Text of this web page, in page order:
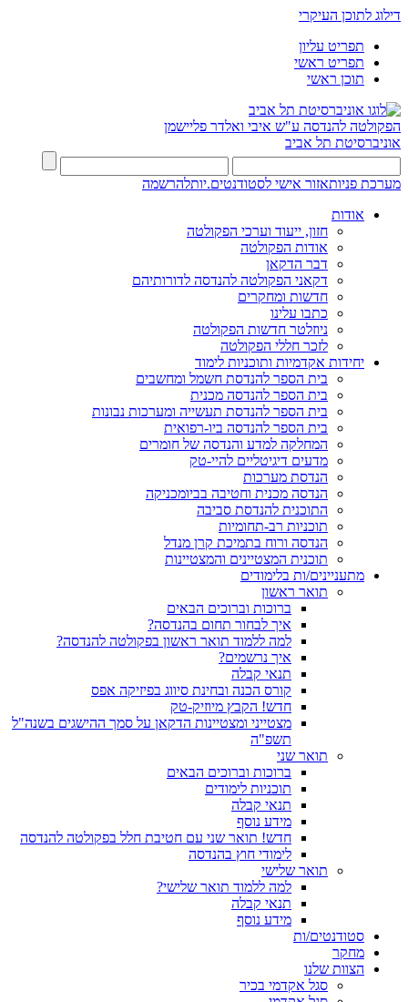
דילוג לתוכן העיקרי
תפריט עליון
תפריט ראשי
תוכן ראשי
הפקולטה להנדסה ע"ש איבי ואלדר פליישמן
אוניברסיטת תל אביב
מערכת פניותאזור אישי לסטודנטים.יותלהרשמה
אודות
חזון, ייעוד וערכי הפקולטה
אודות הפקולטה
דבר הדקאן
דקאני הפקולטה להנדסה לדורותיהם
חדשות ומחקרים
כתבו עלינו
ניוזלטר חדשות הפקולטה
לזכר חללי הפקולטה
יחידות אקדמיות ותוכניות לימוד
בית הספר להנדסת חשמל ומחשבים
בית הספר להנדסה מכנית
בית הספר להנדסת תעשייה ומערכות נבונות
בית הספר להנדסה ביו-רפואית
המחלקה למדע והנדסה של חומרים
מדעים דיגיטליים להיי-טק
הנדסת מערכות
הנדסה מכנית וחטיבה בביומכניקה
התוכנית להנדסת סביבה
תוכניות רב-תחומיות
הנדסה ורוח בתמיכת קרן מנדל
תוכנית המצטיינים והמצטיינות
מתעניינים/ות בלימודים
תואר ראשון
ברוכות וברוכים הבאים
איך לבחור תחום בהנדסה?
למה ללמוד תואר ראשון בפקולטה להנדסה?
איך נרשמים?
תנאי קבלה
קורס הכנה ובחינת סיווג בפיזיקה אפס
חדש! הקבץ מיוזיק-טק
מצטייני ומצטיינות הדקאן על סמך ההישגים בשנה"ל
תשפ"ה
תואר שני
ברוכות וברוכים הבאים
תוכניות לימודים
תנאי קבלה
מידע נוסף
חדש! תואר שני עם חטיבת חלל בפקולטה להנדסה
לימודי חוץ בהנדסה
תואר שלישי
למה ללמוד תואר שלישי?
תנאי קבלה
מידע נוסף
סטודנטים/ות
מחקר
הצוות שלנו
סגל אקדמי בכיר